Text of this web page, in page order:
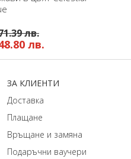
лв.
лв.
ЗA КЛИЕНТИ
Доставка
Плащане
Връщане и замяна
Подаръчни ваучери